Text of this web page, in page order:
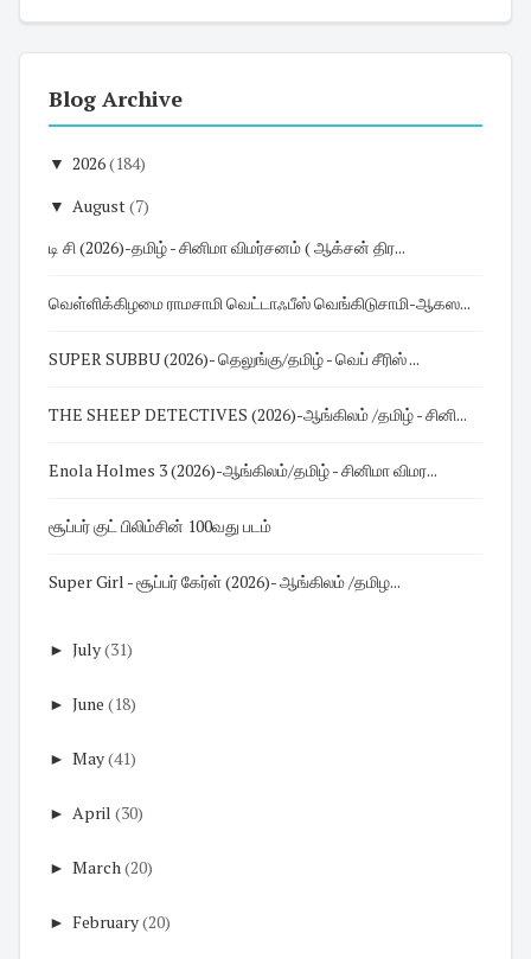
Blog Archive
▼ 2026(184)
▼ August(7)
டி சி (2026)-தமிழ் - சினிமா விமர்சனம் ( ஆக்சன் திர...
வெள்ளிக்கிழமை ராமசாமி வெட்டாஃபீஸ் வெங்கிடுசாமி-ஆகஸ...
SUPER SUBBU (2026)- தெலுங்கு/தமிழ் - வெப் சீரிஸ் ...
THE SHEEP DETECTIVES (2026)-ஆங்கிலம் /தமிழ் - சினி...
Enola Holmes 3 (2026)-ஆங்கிலம்/தமிழ் - சினிமா விமர...
சூப்பர் குட் பிலிம்சின் 100வது படம்
Super Girl - சூப்பர் கேர்ள் (2026)- ஆங்கிலம் /தமிழ...
► July(31)
► June (18)
► May(41)
► April (30)
► March (20)
► February(20)